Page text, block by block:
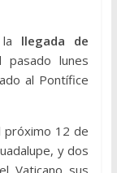
llegada de
lunes
al Pontífice
próximo 12 de
y dos